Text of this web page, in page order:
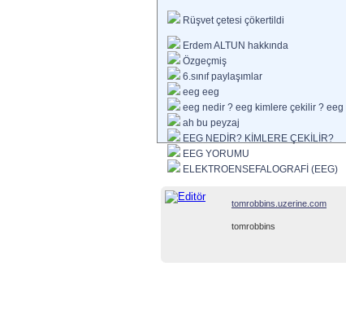
Rüşvet çetesi çökertildi
Erdem ALTUN hakkında
Özgeçmiş
6.sınıf paylaşımlar
eeg eeg
eeg nedir ? eeg kimlere çekilir ? eeg
ah bu peyzaj
EEG NEDİR? KİMLERE ÇEKİLİR?
EEG YORUMU
ELEKTROENSEFALOGRAFİ (EEG)
tomrobbins.uzerine.com
tomrobbins